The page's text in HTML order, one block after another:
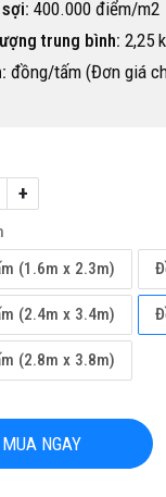
THẢM
400.000 điểm/m2
trung bình: 2,25
đồng/tấm (Đơn giá
+
(1.6m x 2.3m)
(2.4m x 3.4m)
(2.8m x 3.8m)
MUA NGAY